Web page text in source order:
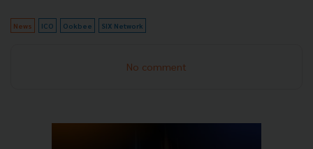
News ICO Ookbee SIX Network
No comment